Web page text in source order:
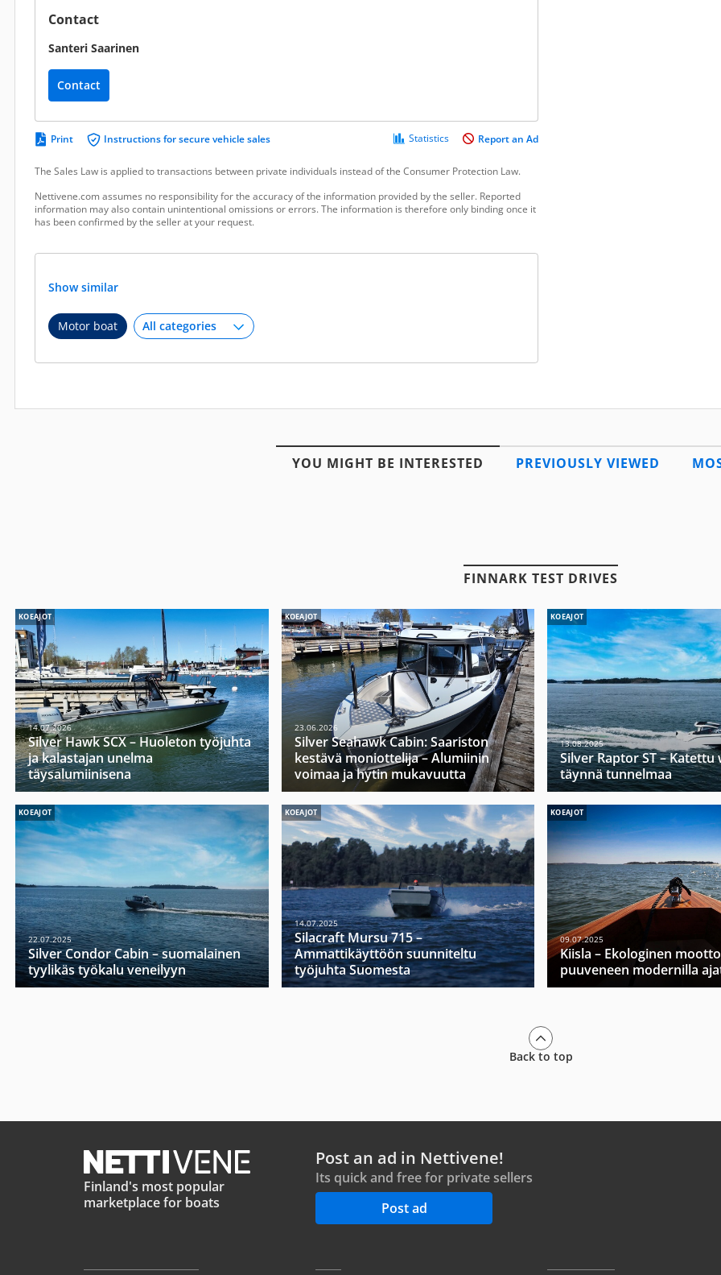
Contact
Santeri Saarinen
Contact
Print Instructions for secure vehicle sales Statistics Report an Ad
The Sales Law is applied to transactions between private individuals instead of the Consumer Protection Law.
Nettivene.com assumes no responsibility for the accuracy of the information provided by the seller. Reported
information may also contain unintentional omissions or errors. The information is therefore only binding once it
has been confirmed by the seller at your request.
Show similar
Motor boat
YOU MIGHT BE INTERESTED PREVIOUSLY VIEWED
FINNARK TEST DRIVES
KOEAJOT
14.07.2026
Silver Hawk SCX – Huoleton työjuhta
ja kalastajan unelma
täysalumiinisena
KOEAJOT
23.06.2026
Silver Seahawk Cabin: Saariston
kestävä moniottelija – Alumiinin
voimaa ja hytin mukavuutta
KOEAJOT
13.08.2025
Silver Raptor ST –
täynnä tunnelmaa
KOEAJOT
22.07.2025
Silver Condor Cabin – suomalainen
tyylikäs työkalu veneilyyn
KOEAJOT
14.07.2025
Silacraft Mursu 715 –
Ammattikäyttöön suunniteltu
työjuhta Suomesta
KOEAJOT
09.07.2025
Kiisla – Ekologinen
puuveneen modernilla
Back to top
Finland's most popular
marketplace for boats
Post an ad in Nettivene!
Its quick and free for private sellers
Post ad